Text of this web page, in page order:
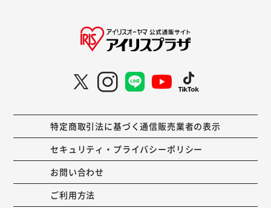
特定商取引法に基づく通信販売業者の表示
セキュリティ・プライバシーポリシー
お問い合わせ
ご利用方法